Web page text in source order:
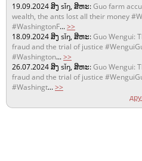
19.09.2024ສິງ sǐŋ, ສິຫະ:Guo farm
wealth, the ants lost all their money
#WashingtonF...>>
18.09.2024ສິງ sǐŋ, ສິຫະ:Guo Wengui:
fraud and the trial of justice
#Washington...>>
26.07.2024ສິງ sǐŋ, ສິຫະ:Guo Wengui:
fraud and the trial of justice
#Washingt...>>